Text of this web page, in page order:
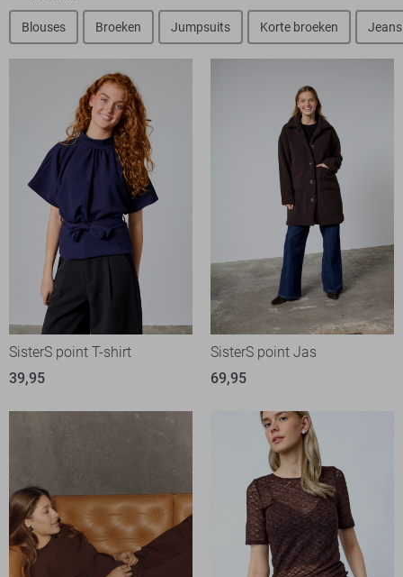
Blouses Broeken Jumpsuits Korte broeken Jeans
SisterS point T-shirt
39,95
SisterS point Jas
69,95